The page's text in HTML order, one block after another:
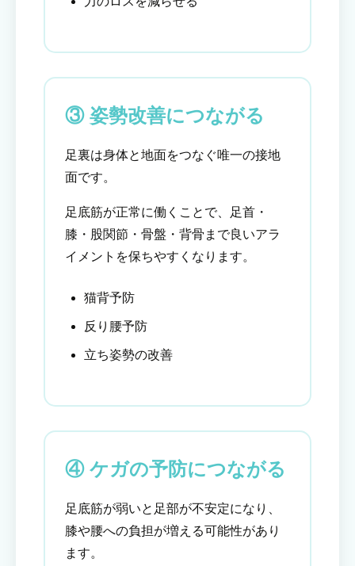
③ 姿勢改善につながる
足裏は身体と地面をつなぐ唯一の接地
面です。
足底筋が正常に働くことで、足首・
膝・股関節・骨盤・背骨まで良いアラ
イメントを保ちやすくなります。
猫背予防
反り腰予防
立ち姿勢の改善
④ ケガの予防につながる
足底筋が弱いと足部が不安定になり、
膝や腰への負担が増える可能性があり
ます。